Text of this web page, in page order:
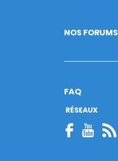
NOS FORUMS
FAQ
RÉSEAUX